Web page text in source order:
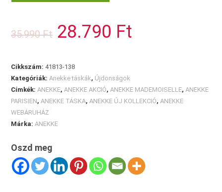
mennyiség
35.990Ft
Original
price
was:
28.790 Ft
Cikkszám:41813-138
Kategóriák: Anekke táskák, Újdonságok
Címkék: ANEKKE, ANEKKE AKCIÓ, ANEKKE MADEMOISELLE, ANEKKE
PARISIEN, ANEKKE TÁSKA, ANEKKE ÚJ KOLLEKCIÓ, ANEKKE
WEBÁRUHÁZ
Márka: ANEKKE
Oszd meg